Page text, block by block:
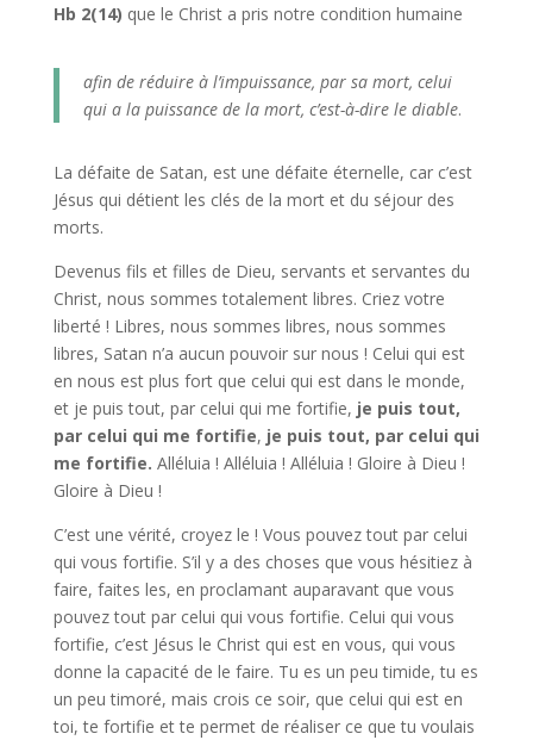
Hb 2(14) que le Christ a pris notre condition humaine
afin de réduire à l’impuissance, par sa mort, celui
qui a la puissance de la mort, c’est-à-dire le diable.
La défaite de Satan, est une défaite éternelle, car c’est
Jésus qui détient les clés de la mort et du séjour des
morts.
Devenus fils et filles de Dieu, servants et servantes du
Christ, nous sommes totalement libres. Criez votre
liberté ! Libres, nous sommes libres, nous sommes
libres, Satan n’a aucun pouvoir sur nous ! Celui qui est
en nous est plus fort que celui qui est dans le monde,
et je puis tout, par celui qui me fortifie, je puis tout,
par celui qui me fortifie, je puis tout, par celui qui
me fortifie. Alléluia ! Alléluia ! Alléluia ! Gloire à Dieu !
Gloire à Dieu !
C’est une vérité, croyez le ! Vous pouvez tout par celui
qui vous fortifie. S’il y a des choses que vous hésitiez à
faire, faites les, en proclamant auparavant que vous
pouvez tout par celui qui vous fortifie. Celui qui vous
fortifie, c’est Jésus le Christ qui est en vous, qui vous
donne la capacité de le faire. Tu es un peu timide, tu es
un peu timoré, mais crois ce soir, que celui qui est en
toi, te fortifie et te permet de réaliser ce que tu voulais